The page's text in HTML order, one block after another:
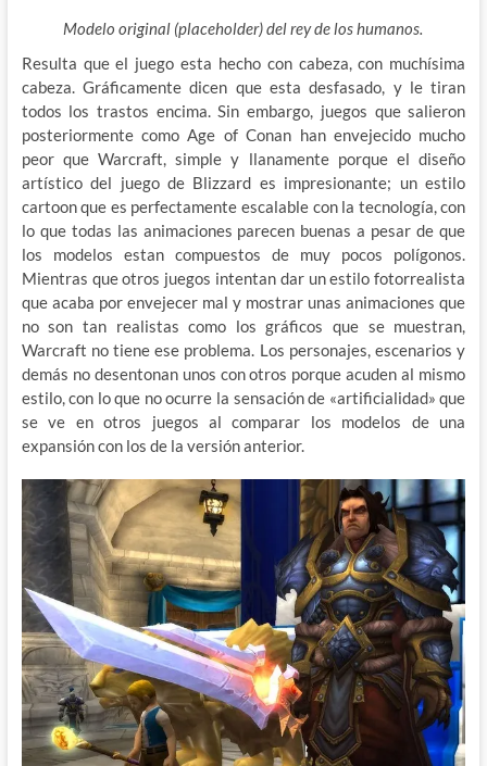
Modelo original (placeholder) del rey de los humanos.
Resulta que el juego esta hecho con cabeza, con muchísima
cabeza. Gráficamente dicen que esta desfasado, y le tiran
todos los trastos encima. Sin embargo, juegos que salieron
posteriormente como Age of Conan han envejecido mucho
peor que Warcraft, simple y llanamente porque el diseño
artístico del juego de Blizzard es impresionante; un estilo
cartoon que es perfectamente escalable con la tecnología, con
lo que todas las animaciones parecen buenas a pesar de que
los modelos estan compuestos de muy pocos polígonos.
Mientras que otros juegos intentan dar un estilo fotorrealista
que acaba por envejecer mal y mostrar unas animaciones que
no son tan realistas como los gráficos que se muestran,
Warcraft no tiene ese problema. Los personajes, escenarios y
demás no desentonan unos con otros porque acuden al mismo
estilo, con lo que no ocurre la sensación de «artificialidad» que
se ve en otros juegos al comparar los modelos de una
expansión con los de la versión anterior.